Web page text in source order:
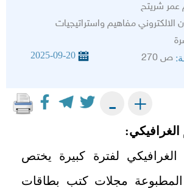
عمر شريتح
الالكتروني مفاهيم واستراتيجيات
ص 270 2025-09-20
+
-
لفترة كبيرة يختص
المطبوعة مجلات كتب بطاقات